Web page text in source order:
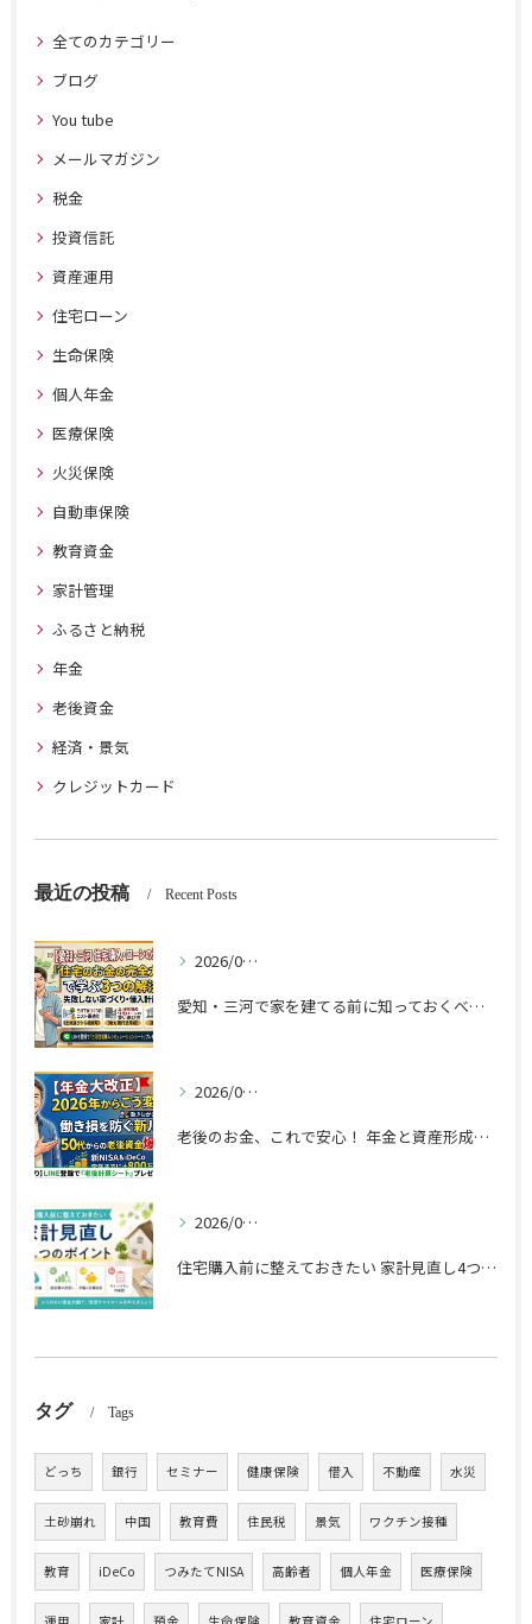
全てのカテゴリー
ブログ
You tube
メールマガジン
税金
投資信託
資産運用
住宅ローン
生命保険
個人年金
医療保険
火災保険
自動車保険
教育資金
家計管理
ふるさと納税
年金
老後資金
経済・景気
クレジットカード
最近の投稿 Recent Posts
2026/06/19
愛知・三河で家を建てる前に知っておくべきこと 土地・ローン・家計を整える完全ガイド
2026/06/18
老後のお金、これで安心！ 年金と資産形成の完全ガイド
2026/05/27
住宅購入前に整えておきたい 家計見直し4つのポイント
タグ Tags
どっち 銀行 セミナー 健康保険 借入 不動産 水災
土砂崩れ 中国 教育費 住民税 景気 ワクチン接種
教育 iDeCo つみたてNISA 高齢者 個人年金 医療保険